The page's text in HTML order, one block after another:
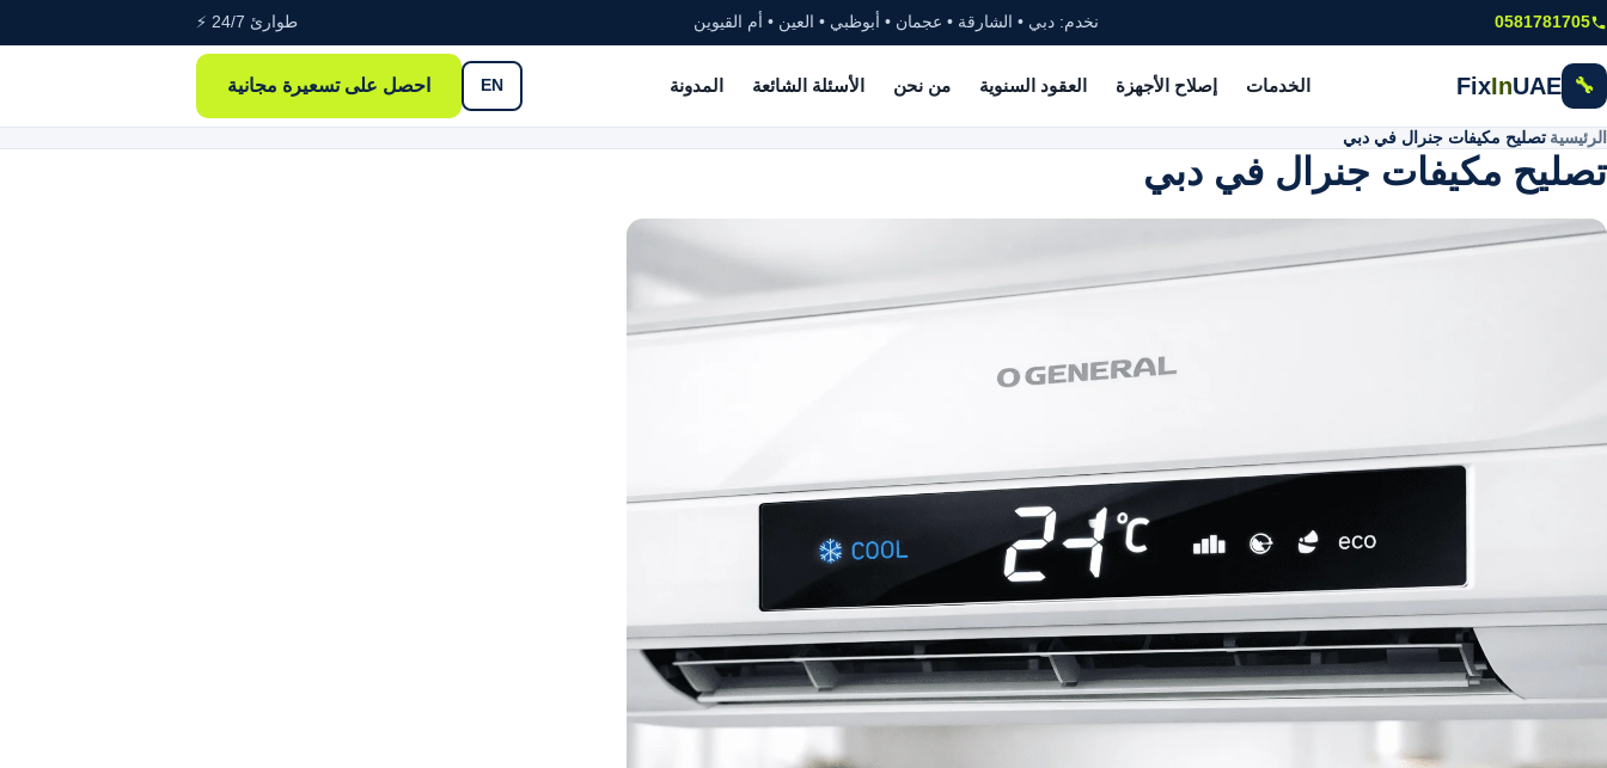
تخطى إلى المحتوى الرئيسي
0581781705 نخدم: دبي • الشارقة • عجمان • أبوظبي • العين • أم القيوين طوارئ 24/7 ⚡
🔧
FixInUAE الخدمات إصلاح الأجهزة العقود السنوية من نحن الأسئلة الشائعة المدونة EN احصل على تسعيرة مجانية
الرئيسية تصليح مكيفات جنرال في دبي
تصليح مكيفات جنرال في دبي